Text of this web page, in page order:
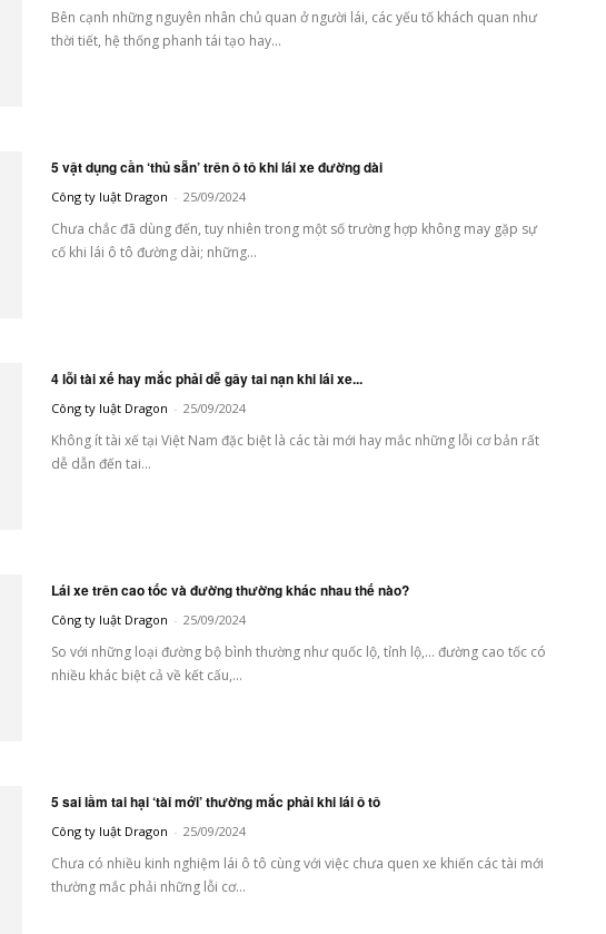
Bên cạnh những nguyên nhân chủ quan ở người lái, các yếu tố khách quan như
thời tiết, hệ thống phanh tái tạo hay...
5 vật dụng cần ‘thủ sẵn’ trên ô tô khi lái xe đường dài
Công ty luật Dragon - 25/09/2024
Chưa chắc đã dùng đến, tuy nhiên trong một số trường hợp không may gặp sự
cố khi lái ô tô đường dài; những...
4 lỗi tài xế hay mắc phải dễ gây tai nạn khi lái xe...
Công ty luật Dragon - 25/09/2024
Không ít tài xế tại Việt Nam đặc biệt là các tài mới hay mắc những lỗi cơ bản rất
dễ dẫn đến tai...
Lái xe trên cao tốc và đường thường khác nhau thế nào?
Công ty luật Dragon - 25/09/2024
So với những loại đường bộ bình thường như quốc lộ, tỉnh lộ,… đường cao tốc có
nhiều khác biệt cả về kết cấu,...
5 sai lầm tai hại ‘tài mới’ thường mắc phải khi lái ô tô
Công ty luật Dragon - 25/09/2024
Chưa có nhiều kinh nghiệm lái ô tô cùng với việc chưa quen xe khiến các tài mới
thường mắc phải những lỗi cơ...